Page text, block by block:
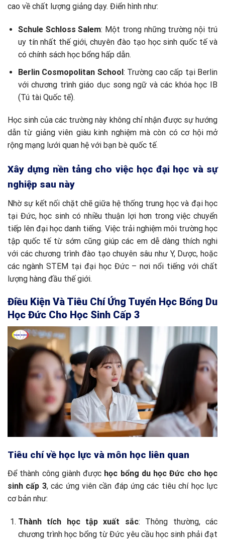
cao về chất lượng giảng dạy. Điển hình như:
Schule Schloss Salem: Một trong những trường nội trú
uy tín nhất thế giới, chuyên đào tạo học sinh quốc tế và
có chính sách học bổng hấp dẫn.
Berlin Cosmopolitan School: Trường cao cấp tại Berlin
với chương trình giáo dục song ngữ và các khóa học IB
(Tú tài Quốc tế).
Học sinh của các trường này không chỉ nhận được sự hướng
dẫn từ giảng viên giàu kinh nghiệm mà còn có cơ hội mở
rộng mạng lưới quan hệ với bạn bè quốc tế.
Xây dựng nền tảng cho việc học đại học và sự
nghiệp sau này
Nhờ sự kết nối chặt chẽ giữa hệ thống trung học và đại học
tại Đức, học sinh có nhiều thuận lợi hơn trong việc chuyển
tiếp lên đại học danh tiếng. Việc trải nghiệm môi trường học
tập quốc tế từ sớm cũng giúp các em dễ dàng thích nghi
với các chương trình đào tạo chuyên sâu như Y, Dược, hoặc
các ngành STEM tại đại học Đức – nơi nổi tiếng với chất
lượng hàng đầu thế giới.
Điều Kiện Và Tiêu Chí Ứng Tuyển Học Bổng Du
Học Đức Cho Học Sinh Cấp 3
Tiêu chí về học lực và môn học liên quan
Để thành công giành được học bổng du học Đức cho học
sinh cấp 3, các ứng viên cần đáp ứng các tiêu chí học lực
cơ bản như:
Thành tích học tập xuất sắc: Thông thường, các
chương trình học bổng từ Đức yêu cầu học sinh phải đạt